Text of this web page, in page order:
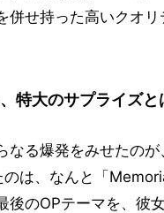
併せ持った高いクオ
特大のサプライズと
なる爆発をみせたの
のは、なんと「
後のOPテーマを、彼